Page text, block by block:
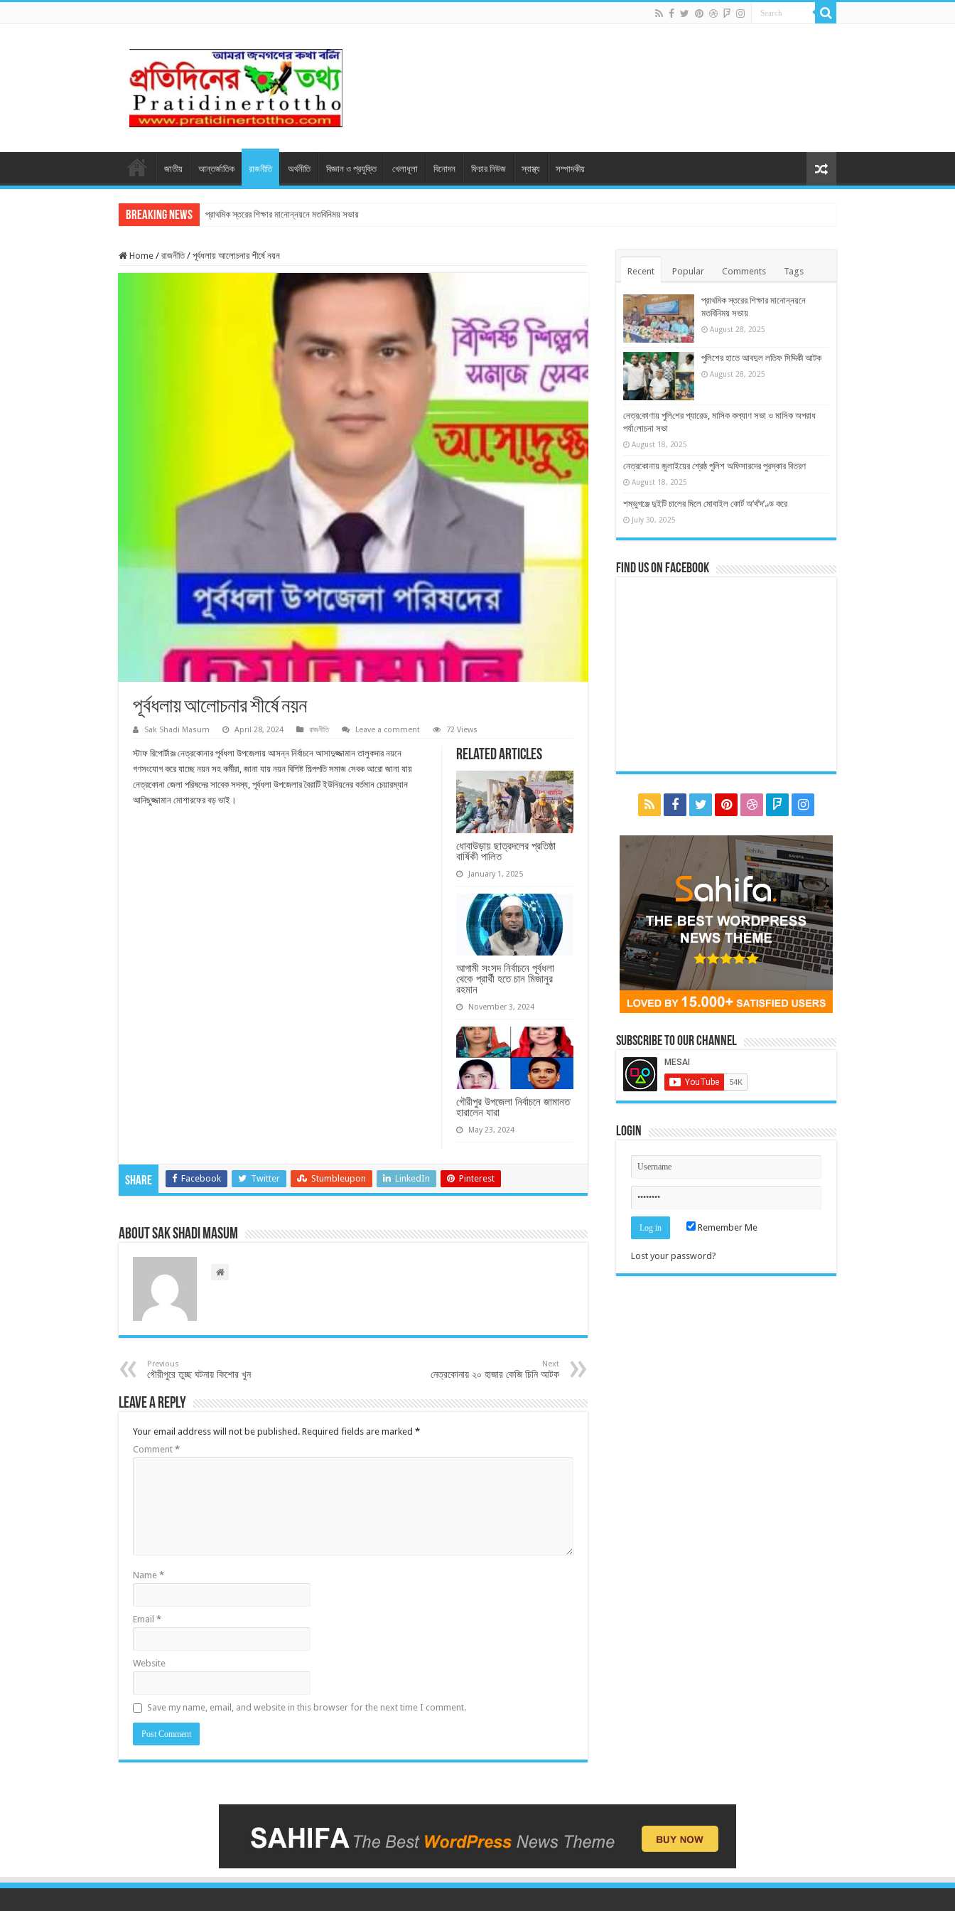
জাতীয় আন্তর্জাতিক রাজনীতি অর্থনীতি বিজ্ঞান ও প্রযুক্তি খেলাধূলা বিনোদন ফিচার নিউজ স্বাস্থ্য সম্পাদকীয়
Breaking News প্রাথমিক স্তরের শিক্ষার মানোন্নয়নে মতবিনিময় সভায়
Home / রাজনীতি / পূর্বধলায় আলোচনার শীর্ষে নয়ন
পূর্বধলায় আলোচনার শীর্ষে নয়ন
Sak Shadi Masum April 28, 2024 রাজনীতি Leave a comment 72 Views
Related Articles
ধোবাউড়ায় ছাত্রদলের প্রতিষ্ঠা
বার্ষিকী পালিত
January 1, 2025
আগামী সংসদ নির্বাচনে পূর্বধলা
থেকে প্রার্থী হতে চান মিজানুর
রহমান
November 3, 2024
গৌরীপুর উপজেলা নির্বাচনে জামানত
হারালেন যারা
May 23, 2024
স্টাফ রিপোর্টারঃ নেত্রকোনার পূর্বধলা উপজেলায় আসন্ন নির্বাচনে আসাদুজ্জামান তালুকদার নয়নে
গণসংযোগ করে যাচ্ছে নয়ন সহ কর্মীরা, জানা যায় নয়ন বিশিষ্ট শিল্পপতি সমাজ সেবক আরো জানা যায়
নেত্রকোনা জেলা পরিষদের সাবেক সদস্য, পূর্বধলা উপজেলার বৈরাটি ইউনিয়নের বর্তমান চেয়ারম্যান
আনিছুজ্জামান মোশারফের বড় ভাই।
Share Facebook Twitter Stumbleupon LinkedIn Pinterest
About Sak Shadi Masum
Previous
গৌরীপুরে তুচ্ছ ঘটনায় কিশোর খুন
Next
নেত্রকোনায় ২০ হাজার কেজি চিনি আটক
Leave a Reply
Your email address will not be published. Required fields are marked *
Comment *
Name *
Email *
Website
Save my name, email, and website in this browser for the next time I comment.
Recent Popular Comments Tags
প্রাথমিক স্তরের শিক্ষার মানোন্নয়নে
মতবিনিময় সভায়
August 28, 2025
পুলিশের হাতে আবদুল লতিফ সিদ্দিকী আটক
August 28, 2025
নেত্র‌কোণায় পু‌লি‌শের প্যারেড, মাসিক কল্যাণ সভা ও মাসিক অপরাধ
পর্যা‌লোচনা সভা
August 18, 2025
নেত্রকোনায় জুলাইয়ের শ্রেষ্ঠ পুলিশ অফিসারদের পুরস্কার বিতরণ
August 18, 2025
শম্ভুগঞ্জে দুইটি চালের মিলে মোবাইল কোর্ট অ’র্থ’দ’ণ্ড করে
July 30, 2025
Find us on Facebook
Subscribe to our Channel
Login
Remember Me
Lost your password?